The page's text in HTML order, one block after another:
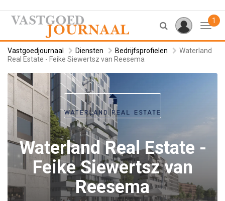
1
Vastgoedjournaal Diensten Bedrijfsprofielen
Waterland
Real Estate - Feike Siewertsz van Reesema
Waterland Real Estate -
Feike Siewertsz van
Reesema